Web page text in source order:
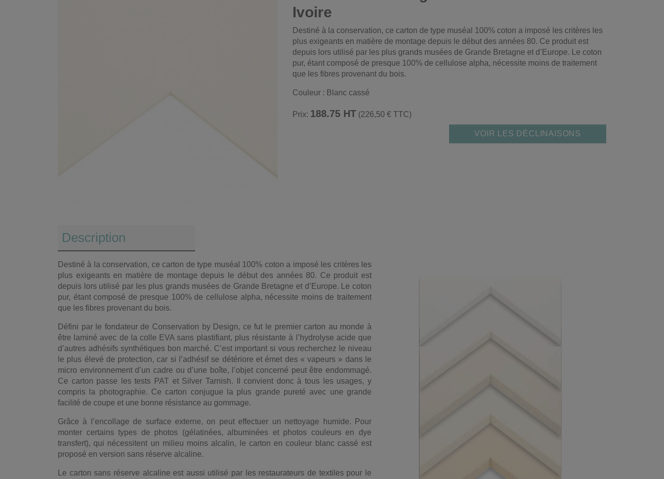
Ivoire
Destiné à la conservation, ce carton de type muséal 100% coton a imposé les critères les
plus exigeants en matière de montage depuis le début des années 80. Ce produit est
depuis lors utilisé par les plus grands musées de Grande Bretagne et d’Europe. Le coton
pur, étant composé de presque 100% de cellulose alpha, nécessite moins de traitement
que les fibres provenant du bois.
Couleur : Blanc cassé
Prix: 188.75 HT (226,50 € TTC)
VOIR LES DÉCLINAISONS
Description
Destiné à la conservation, ce carton de type muséal 100% coton a imposé les critères les
plus exigeants en matière de montage depuis le début des années 80. Ce produit est
depuis lors utilisé par les plus grands musées de Grande Bretagne et d’Europe. Le coton
pur, étant composé de presque 100% de cellulose alpha, nécessite moins de traitement
que les fibres provenant du bois.
Défini par le fondateur de Conservation by Design, ce fut le premier carton au monde à
être laminé avec de la colle EVA sans plastifiant, plus résistante à l’hydrolyse acide que
d’autres adhésifs synthétiques bon marché. C’est important si vous recherchez le niveau
le plus élevé de protection, car si l’adhésif se détériore et émet des « vapeurs » dans le
micro environnement d’un cadre ou d’une boîte, l’objet concerné peut être endommagé.
Ce carton passe les tests PAT et Silver Tarnish. Il convient donc à tous les usages, y
compris la photographie. Ce carton conjugue la plus grande pureté avec une grande
facilité de coupe et une bonne résistance au gommage.
Grâce à l’encollage de surface externe, on peut effectuer un nettoyage humide. Pour
monter certains types de photos (gélatinées, albuminées et photos couleurs en dye
transfert), qui nécessitent un milieu moins alcalin, le carton en couleur blanc cassé est
proposé en version sans réserve alcaline.
Le carton sans réserve alcaline est aussi utilisé par les restaurateurs de textiles pour le